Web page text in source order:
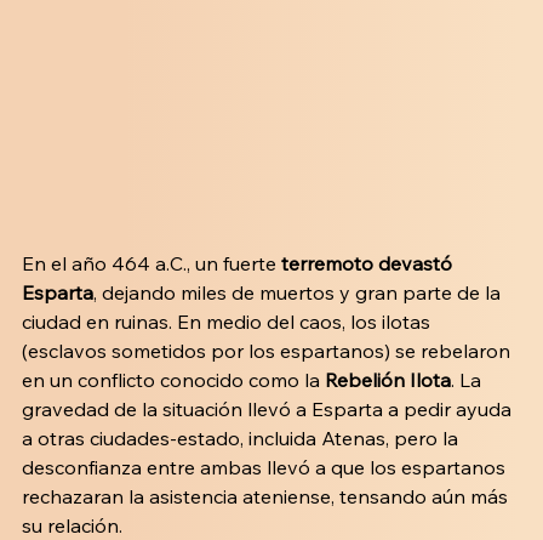
En el año 464 a.C., un fuerte terremoto devastó
Esparta, dejando miles de muertos y gran parte de la
ciudad en ruinas. En medio del caos, los ilotas
(esclavos sometidos por los espartanos) se rebelaron
en un conflicto conocido como la Rebelión Ilota. La
gravedad de la situación llevó a Esparta a pedir ayuda
a otras ciudades-estado, incluida Atenas, pero la
desconfianza entre ambas llevó a que los espartanos
rechazaran la asistencia ateniense, tensando aún más
su relación.